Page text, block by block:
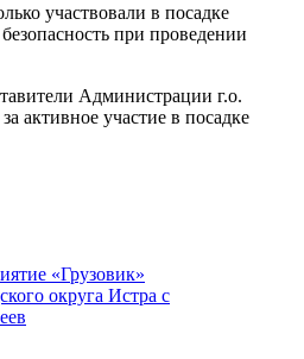
участвовали в посадке
при проведении
Администрации г.о.
активное участие в посадке
«Грузовик»
округа Истра с